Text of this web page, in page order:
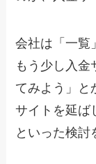
会社は「一覧
もう少し入金
てみよう」と
サイトを延ば
といった検討